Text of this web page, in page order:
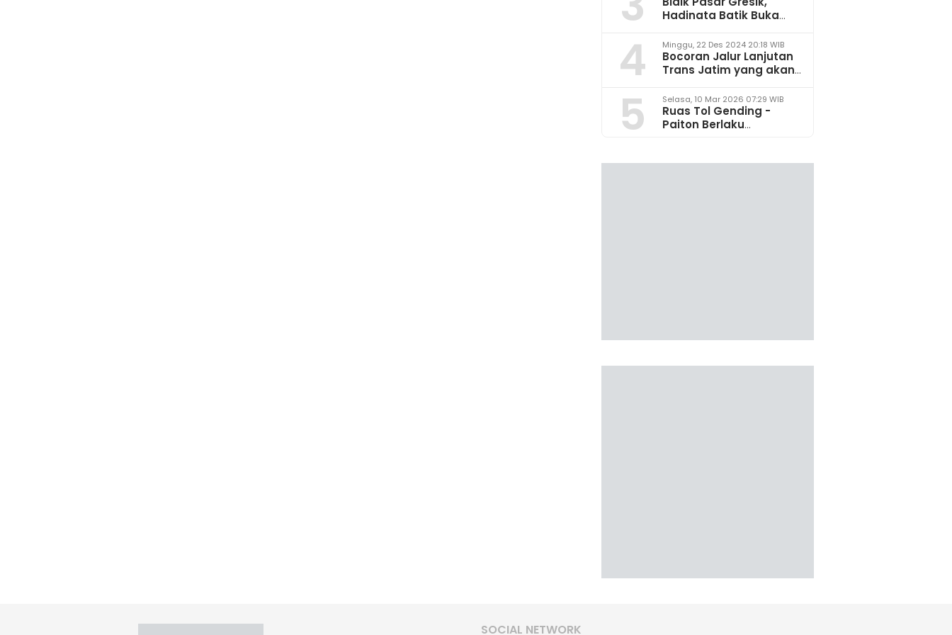
Hadinata Batik Buka
4 Minggu, 22 Des 2024 20:18 WIB
Bocoran Jalur Lanjutan
Trans Jatim yang akan
2025
5 Selasa, 10 Mar 2026 07:29 WIB
Ruas Tol Gending -
Paiton Berlaku
SOCIAL NETWORK